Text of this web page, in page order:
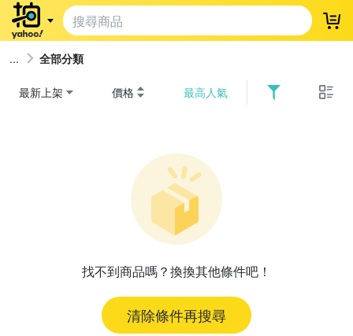
登
全部分類
最新上架 價格 最高人氣
找不到商品嗎？換換其他條件吧！
清除條件再搜尋